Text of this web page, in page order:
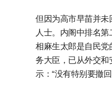
但因为高市早苗并未
人士。内阁中排名
相麻生太郎是自民
务大臣，已从外交
示：“没有特别要撤